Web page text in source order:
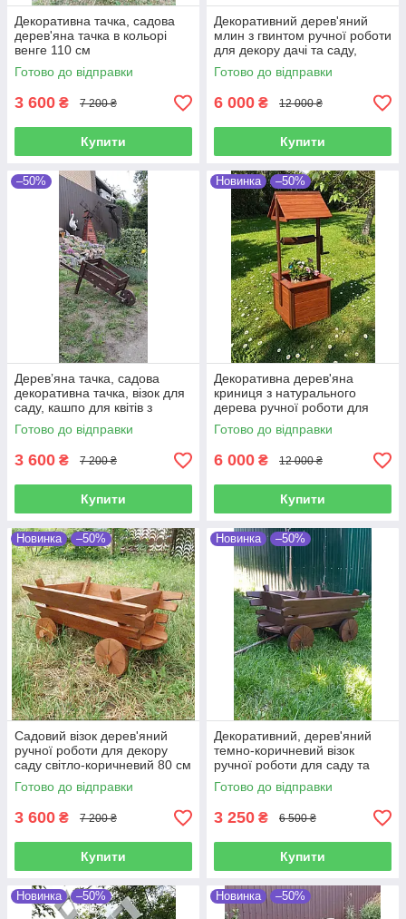
Декоративна тачка, садова
дерев'яна тачка в кольорі
венге 110 см
Готово до відправки
3 600 ₴ 7 200 ₴
Купити
Декоративний дерев'яний
млин з гвинтом ручної роботи
для декору дачі та саду,
висота 160 см
Готово до відправки
6 000 ₴ 12 000 ₴
Купити
–50%
Деревʼяна тачка, садова
декоративна тачка, візок для
саду, кашпо для квітів з
дерева, 110 см
Готово до відправки
3 600 ₴ 7 200 ₴
Купити
Новинка –50%
Декоративна дерев'яна
криниця з натурального
дерева ручної роботи для
декору саду
Готово до відправки
6 000 ₴ 12 000 ₴
Купити
Новинка –50%
Садовий візок дерев'яний
ручної роботи для декору
саду світло-коричневий 80 см
Готово до відправки
3 600 ₴ 7 200 ₴
Купити
Новинка –50%
Декоративний, дерев'яний
темно-коричневий візок
ручної роботи для саду та
подвір'я, 80х50 см
Готово до відправки
3 250 ₴ 6 500 ₴
Купити
Новинка –50% Новинка –50%